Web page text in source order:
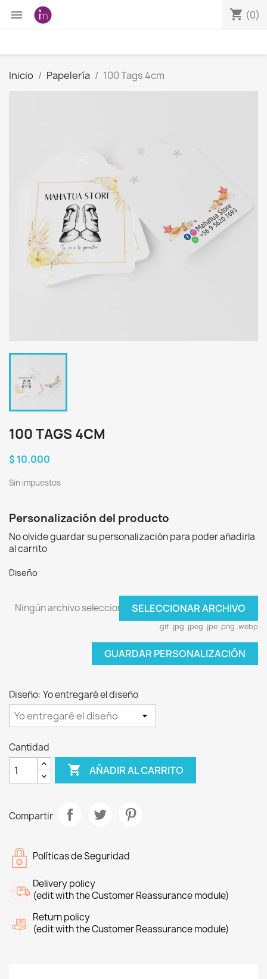
 shopping_cart (0)
Inicio Papelería 100 Tags 4cm
100 TAGS 4CM
$ 10.000
Sin impuestos
Personalización del producto
No olvide guardar su personalización para poder añadirla
al carrito
Diseño
Ningún archivo seleccionadoSELECCIONAR ARCHIVO
.gif .jpg .jpeg .jpe .png .webp
GUARDAR PERSONALIZACIÓN
Diseño: Yo entregaré el diseño
Cantidad
 AÑADIR AL CARRITO
Compartir
Políticas de Seguridad
Delivery policy
(edit with the Customer Reassurance module)
Return policy
(edit with the Customer Reassurance module)